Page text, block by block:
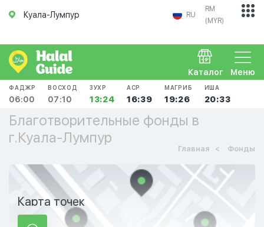
Куала-Лумпур RU
RM
(MYR)
Меню
Каталог
ФАДЖР
06:00
ВОСХОД
07:10
ЗУХР
13:24
АСР
16:39
МАГРИБ
19:26
ИША
20:33
Благотворительные фонды в
г.Куала-Лумпур
Главная Фонды
Карта точек